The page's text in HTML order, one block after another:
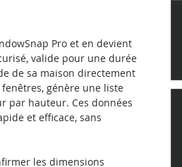
Pro et en devient
valide pour une durée
de sa maison directement
génère une liste
par hauteur. Ces données
et efficace, sans
les dimensions